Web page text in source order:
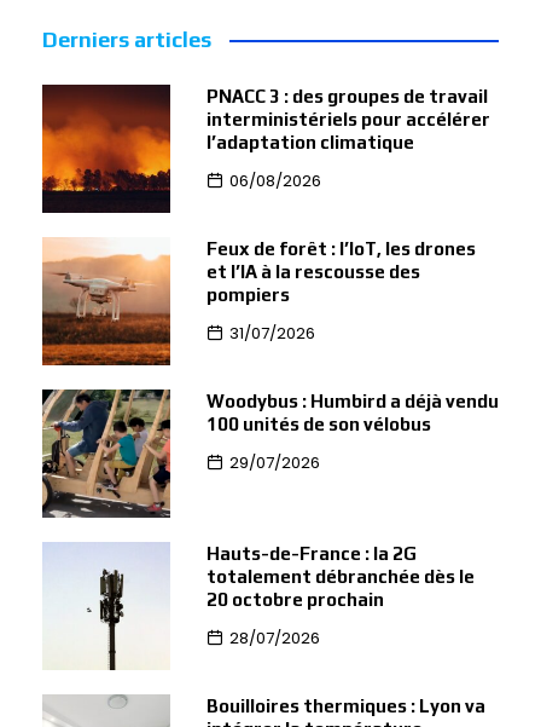
Derniers articles
PNACC 3 : des groupes de travail
interministériels pour accélérer
l’adaptation climatique
06/08/2026
Feux de forêt : l’IoT, les drones
et l’IA à la rescousse des
pompiers
31/07/2026
Woodybus : Humbird a déjà vendu
100 unités de son vélobus
29/07/2026
Hauts-de-France : la 2G
totalement débranchée dès le
20 octobre prochain
28/07/2026
Bouilloires thermiques : Lyon va